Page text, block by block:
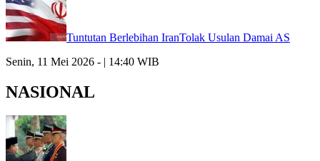
Tuntutan Berlebihan IranTolak Usulan Damai AS
Senin, 11 Mei 2026 - | 14:40 WIB
NASIONAL